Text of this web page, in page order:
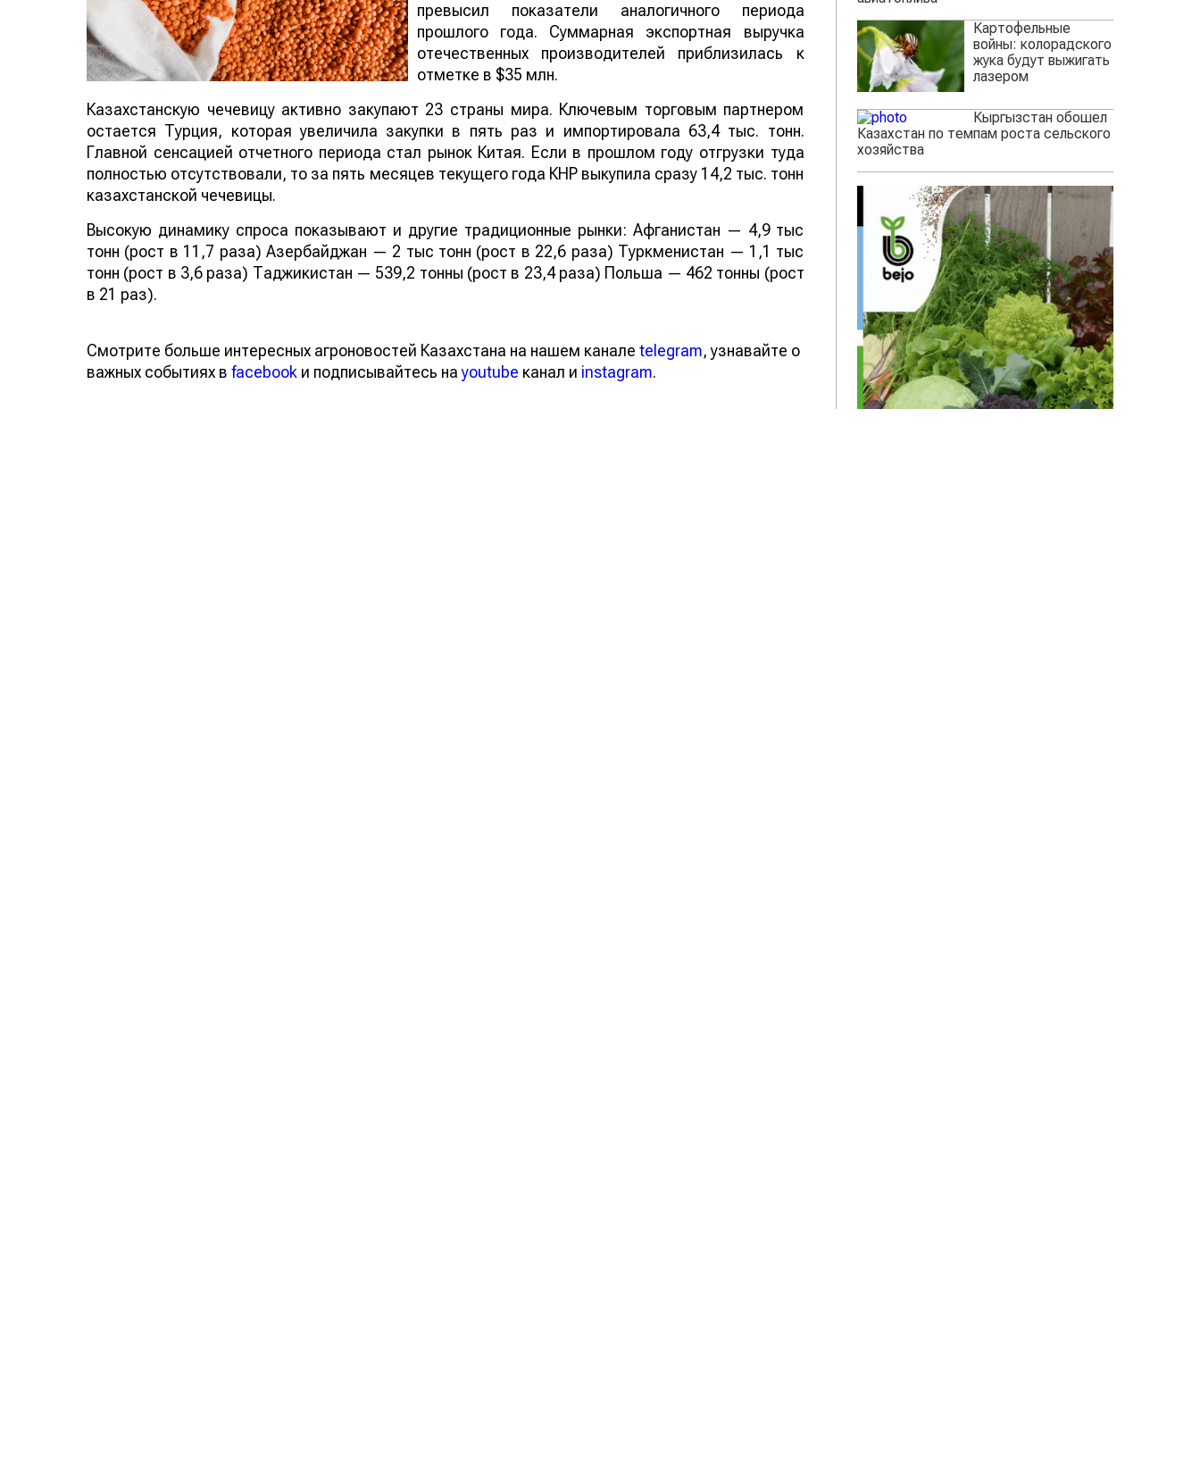
превысил показатели аналогичного периода
прошлого года. Суммарная экспортная выручка
отечественных производителей приблизилась к
отметке в $35 млн.
Казахстанскую чечевицу активно закупают 23 страны мира. Ключевым торговым партнером
остается Турция, которая увеличила закупки в пять раз и импортировала 63,4 тыс. тонн.
Главной сенсацией отчетного периода стал рынок Китая. Если в прошлом году отгрузки туда
полностью отсутствовали, то за пять месяцев текущего года КНР выкупила сразу 14,2 тыс. тонн
казахстанской чечевицы.
Высокую динамику спроса показывают и другие традиционные рынки: Афганистан — 4,9 тыс
тонн (рост в 11,7 раза) Азербайджан — 2 тыс тонн (рост в 22,6 раза) Туркменистан — 1,1 тыс
тонн (рост в 3,6 раза) Таджикистан — 539,2 тонны (рост в 23,4 раза) Польша — 462 тонны (рост
в 21 раз).
Смотрите больше интересных агроновостей Казахстана на нашем канале telegram, узнавайте о
важных событиях в facebook и подписывайтесь наyoutube канал и instagram.
Картофельные
войны: колорадского
жука будут выжигать
лазером
Кыргызстан обошел
Казахстан по темпам роста сельского
хозяйства